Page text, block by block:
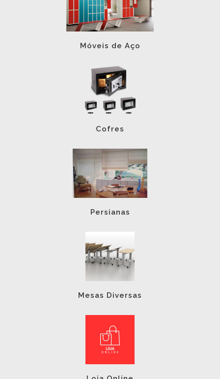
Móveis de Aço
Cofres
Persianas
Mesas Diversas